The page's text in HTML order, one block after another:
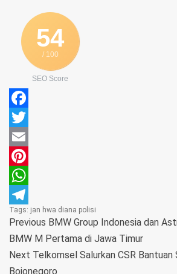
54
/ 100
SEO Score
Facebook
Twitter
Email
Pinterest
WhatsApp
Telegram
Tags: jan hwa diana polisi
Previous BMW Group Indonesia dan
BMW M Pertama di Jawa Timur
Next Telkomsel Salurkan CSR Bantuan
Bojonegoro